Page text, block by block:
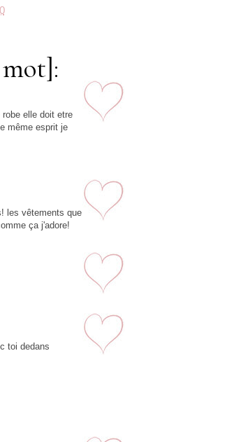
elle doit etre
même esprit je
les vêtements que
ça j'adore!
toi dedans